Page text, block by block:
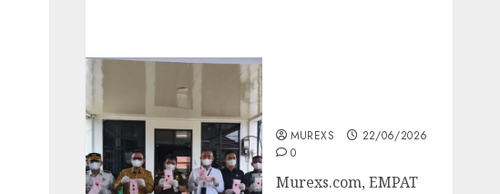
MUREXS
22/06/2026
0
‎Murexs.com, EMPAT